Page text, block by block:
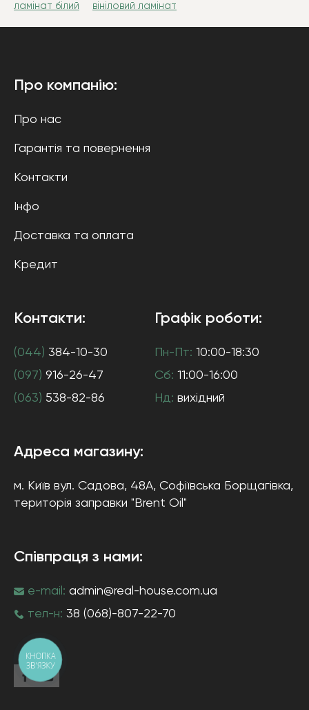
ламінат білий
вініловий ламінат
Про компанію:
Про нас
Гарантія та повернення
Контакти
Інфо
Доставка та оплата
Кредит
Контакти:
(044) 384-10-30
(097) 916-26-47
(063) 538-82-86
Графік роботи:
Пн-Пт: 10:00-18:30
Сб: 11:00-16:00
Нд: вихідний
Адреса магазину:
м. Київ вул. Садова, 48А, Софіївська Борщагівка,
територія заправки "Brent Oil"
Співпраця з нами:
e-mail: admin@real-house.com.ua
тел-н: 38 (068)-807-22-70
КНОПКА
ЗВ'ЯЗКУ